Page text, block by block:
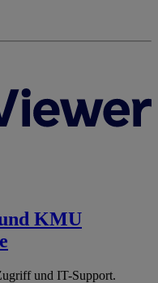
KMU
und IT-Support.